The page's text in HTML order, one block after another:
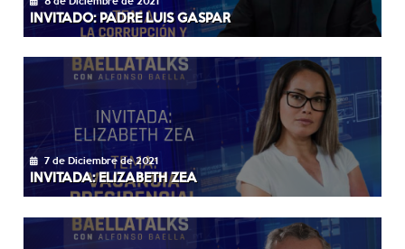
INVITADO: PADRE LUIS GASPAR
7 de Diciembre de 2021
INVITADA: ELIZABETH ZEA